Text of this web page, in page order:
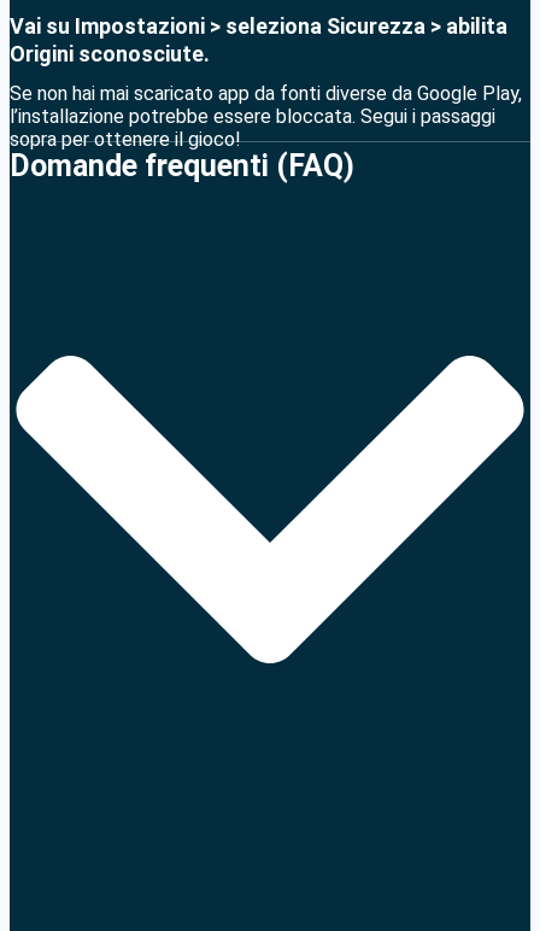
Vai su Impostazioni > seleziona Sicurezza > abilita
Origini sconosciute.
Se non hai mai scaricato app da fonti diverse da Google Play,
l’installazione potrebbe essere bloccata. Segui i passaggi
sopra per ottenere il gioco!
Domande frequenti (FAQ)